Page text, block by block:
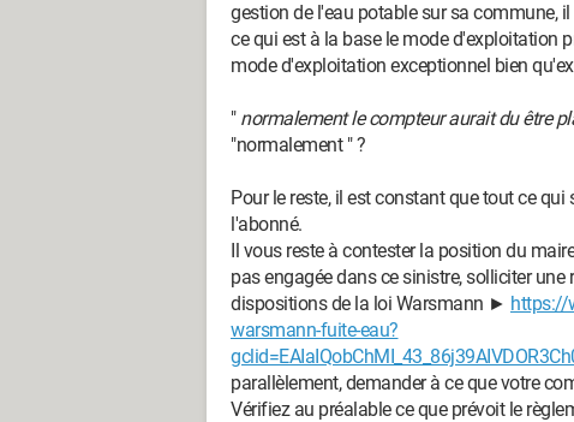
gestion de l'eau potable sur sa commune,
ce qui est à la base le mode d'exploitation
mode d'exploitation exceptionnel bien
" normalement le compteur aurait du être
"normalement " ?
Pour le reste, il est constant que tout ce
l'abonné.
Il vous reste à contester la position du
pas engagée dans ce sinistre, solliciter
dispositions de la loi Warsmann ► https://
warsmann-fuite-eau?
parallèlement, demander à ce que votre
Vérifiez au préalable ce que prévoit le